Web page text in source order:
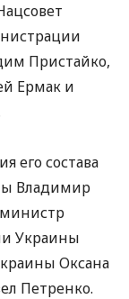
Пристайко,
Ермак и
его состава
Владимир
Украины
Оксана
Петренко.